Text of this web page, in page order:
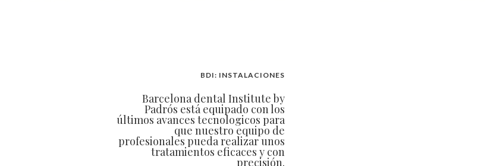
BDI: INSTALACIONES
Barcelona dental Institute by
Padrós está equipado con los
últimos avances tecnologicos para
que nuestro equipo de
profesionales pueda realizar unos
tratamientos eficaces y con
precisión.